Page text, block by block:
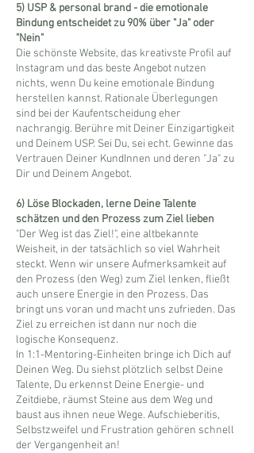
5) USP & personal brand - die emotionale
Bindung entscheidet zu 90% über "Ja" oder
"Nein"
Die schönste Website, das kreativste Profil auf
Instagram und das beste Angebot nutzen
nichts, wenn Du keine emotionale Bindung
herstellen kannst. Rationale Überlegungen
sind bei der Kaufentscheidung eher
nachrangig. Berühre mit Deiner Einzigartigkeit
und Deinem USP. Sei Du, sei echt. Gewinne das
Vertrauen Deiner KundInnen und deren "Ja" zu
Dir und Deinem Angebot.
6) Löse Blockaden, lerne Deine Talente
schätzen und den Prozess zum Ziel lieben
"Der Weg ist das Ziel!", eine altbekannte
Weisheit, in der tatsächlich so viel Wahrheit
steckt. Wenn wir unsere Aufmerksamkeit auf
den Prozess (den Weg) zum Ziel lenken, fließt
auch unsere Energie in den Prozess. Das
bringt uns voran und macht uns zufrieden. Das
Ziel zu erreichen ist dann nur noch die
logische Konsequenz.
In 1:1-Mentoring-Einheiten bringe ich Dich auf
Deinen Weg. Du siehst plötzlich selbst Deine
Talente, Du erkennst Deine Energie- und
Zeitdiebe, räumst Steine aus dem Weg und
baust aus ihnen neue Wege. Aufschieberitis,
Selbstzweifel und Frustration gehören schnell
der Vergangenheit an!